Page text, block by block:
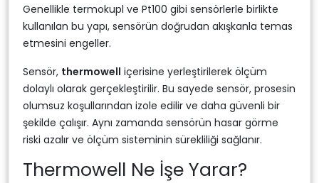
Genellikle termokupl ve Pt100 gibi sensörlerle birlikte
kullanılan bu yapı, sensörün doğrudan akışkanla temas
etmesini engeller.
Sensör, thermowell içerisine yerleştirilerek ölçüm
dolaylı olarak gerçekleştirilir. Bu sayede sensör, prosesin
olumsuz koşullarından izole edilir ve daha güvenli bir
şekilde çalışır. Aynı zamanda sensörün hasar görme
riski azalır ve ölçüm sisteminin sürekliliği sağlanır.
Thermowell Ne İşe Yarar?